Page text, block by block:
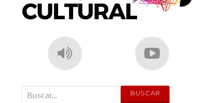
' . __('Search for:') . '